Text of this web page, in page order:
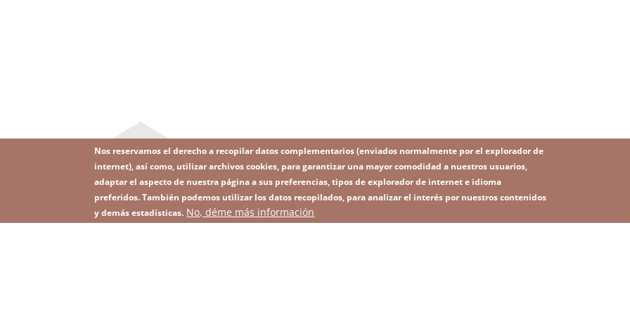
FooterSuscríbase a nuestro Newsletter
Image IMAGE
Nos reservamos el derecho a recopilar datos complementarios (enviados normalmente por el explorador de
internet), así como, utilizar archivos cookies, para garantizar una mayor comodidad a nuestros usuarios,
adaptar el aspecto de nuestra página a sus preferencias, tipos de explorador de internet e idioma
preferidos. También podemos utilizar los datos recopilados, para analizar el interés por nuestros contenidos
y demás estadísticas. No, déme más información